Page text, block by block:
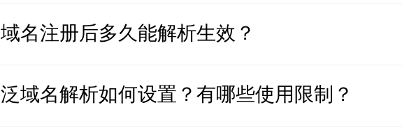
域名注册后多久能解析生效？
泛域名解析如何设置？有哪些使用限制？